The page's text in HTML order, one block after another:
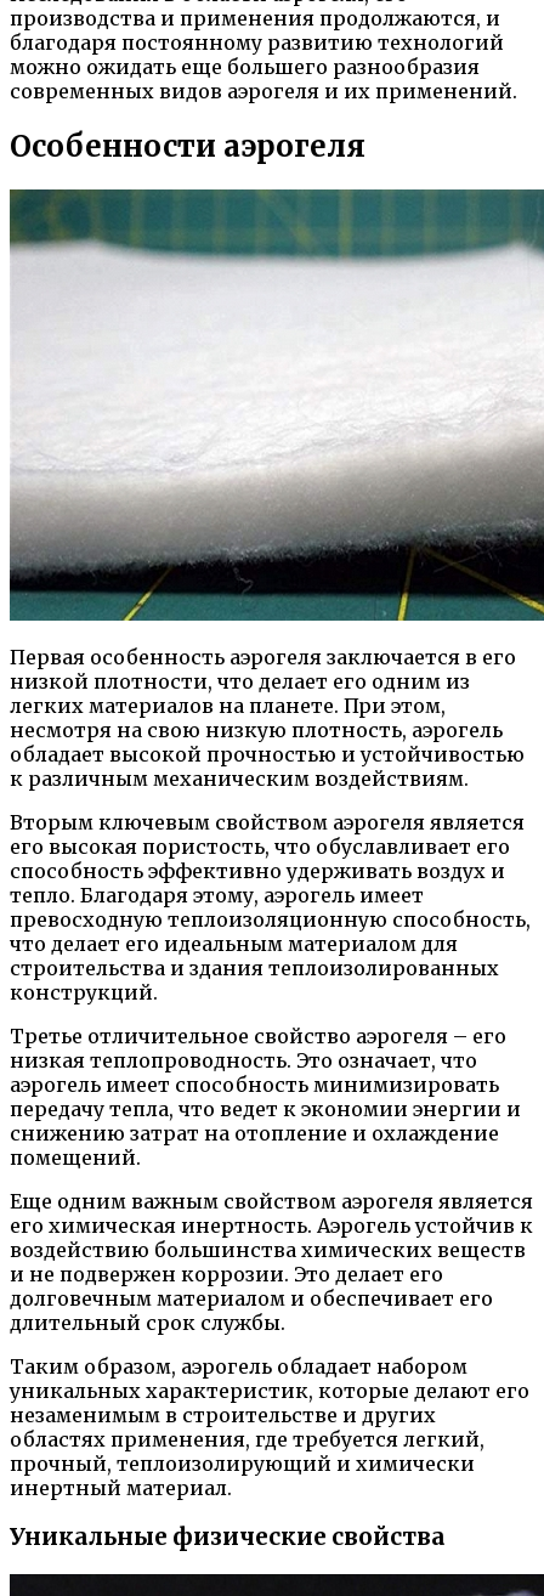
производства и применения продолжаются, и
благодаря постоянному развитию технологий
можно ожидать еще большего разнообразия
современных видов аэрогеля и их применений.
Особенности аэрогеля
Первая особенность аэрогеля заключается в его
низкой плотности, что делает его одним из
легких материалов на планете. При этом,
несмотря на свою низкую плотность, аэрогель
обладает высокой прочностью и устойчивостью
к различным механическим воздействиям.
Вторым ключевым свойством аэрогеля является
его высокая пористость, что обуславливает его
способность эффективно удерживать воздух и
тепло. Благодаря этому, аэрогель имеет
превосходную теплоизоляционную способность,
что делает его идеальным материалом для
строительства и здания теплоизолированных
конструкций.
Третье отличительное свойство аэрогеля – его
низкая теплопроводность. Это означает, что
аэрогель имеет способность минимизировать
передачу тепла, что ведет к экономии энергии и
снижению затрат на отопление и охлаждение
помещений.
Еще одним важным свойством аэрогеля является
его химическая инертность. Аэрогель устойчив к
воздействию большинства химических веществ
и не подвержен коррозии. Это делает его
долговечным материалом и обеспечивает его
длительный срок службы.
Таким образом, аэрогель обладает набором
уникальных характеристик, которые делают его
незаменимым в строительстве и других
областях применения, где требуется легкий,
прочный, теплоизолирующий и химически
инертный материал.
Уникальные физические свойства